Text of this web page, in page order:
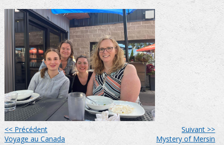
<< Précédent
Voyage au Canada
Suivant >>
Mystery of Mersin